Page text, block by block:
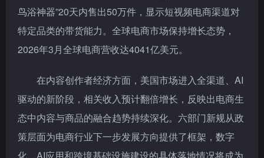
鸟浴神器”20天内售出50万件，显示短视频电商渠道对
特定品类的带货能力。全球电商市场保持增长态势，
2026年3月全球电商营收达4041亿美元。
在内容创作者经济方面，美国市场进入全渠道、AI
驱动的新阶段，相关收入预计翻倍增长，反映出电商生
态中内容与商品的融合趋势持续深化。六部门新规从政
策层面为电商行业下一步发展方向提供了框架，数字